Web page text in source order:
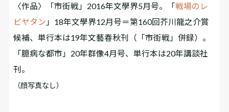
〈作品〉「市街戦」2016年文學界5月号。「戦場のレ
ビヤタン 」18年文學界12月号＝第160回芥川龍之介賞
候補、単行本は19年文藝春秋刊（「市街戦」併録）。
「臆病な都市」20年群像4月号、単行本は20年講談社
刊。
（顔写真なし）